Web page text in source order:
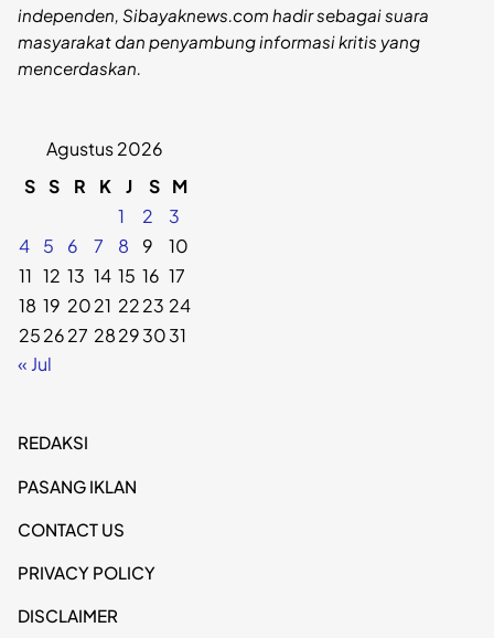
independen, Sibayaknews.com hadir sebagai suara
masyarakat dan penyambung informasi kritis yang
mencerdaskan.
Agustus 2026
S S R K J S M
1
2
3
4
5 6 7 8 9
10
11 12 13 14 15 16 17
18 19 2021 2223 24
252627 28293031
« Jul
REDAKSI
PASANG IKLAN
CONTACT US
PRIVACY POLICY
DISCLAIMER